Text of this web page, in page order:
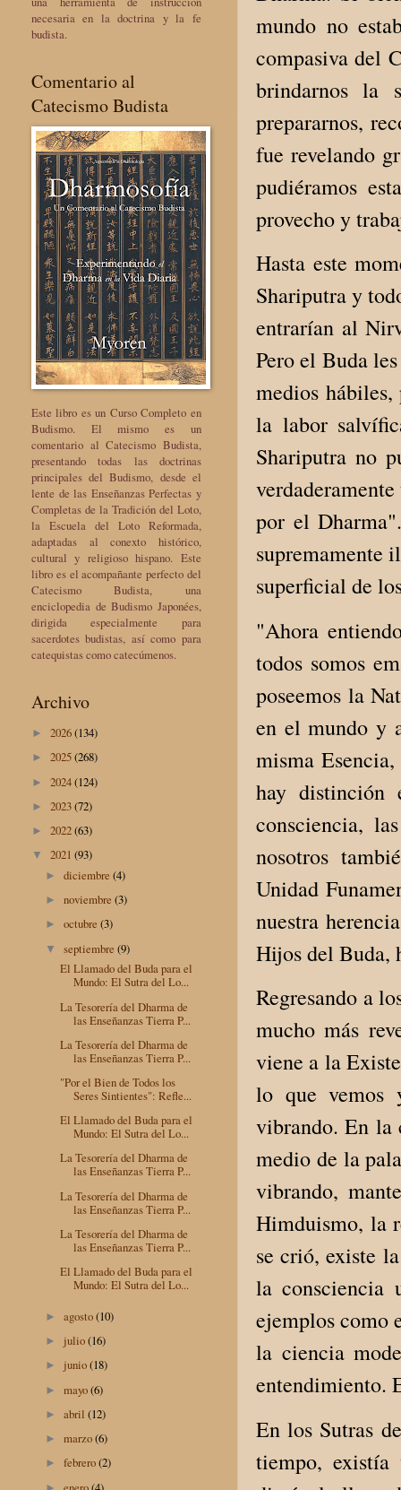
mundo no
compasiva del
brindarnos la
prepararnos,
fue revelando
pudiéramos
provecho y
Hasta este
Shariputra y
entrarían al
Pero el Buda
medios
la labor
Shariputra no
por el
supremamente
superficial de
"Ahora
todos somos
poseemos la
en el mundo y
misma
hay
consciencia,
nosotros
Unidad
nuestra
Hijos del Buda,
Regresando a
mucho más
viene a la
lo que vemos
vibrando. En la
medio de la
vibrando,
Himduismo, la
se crió, existe
la consciencia
ejemplos como
la ciencia
entendimiento.
En los Sutras
tiempo, existía
necesaria en la doctrina y la fe
budista.
Comentario al
Catecismo Budista
Este libro es un Curso Completo en
Budismo. El mismo es un
comentario al Catecismo Budista,
presentando todas las doctrinas
principales del Budismo, desde el
lente de las Enseñanzas Perfectas y
Completas de la Tradición del Loto,
la Escuela del Loto Reformada,
adaptadas al conexto histórico,
cultural y religioso hispano. Este
libro es el acompañante perfecto del
Catecismo Budista, una
enciclopedia de Budismo Japonées,
dirigida especialmente para
sacerdotes budistas, así como para
catequistas como catecúmenos.
Archivo
► 2026(134)
► 2025(268)
► 2024(124)
► 2023(72)
► 2022(63)
▼ 2021 (93)
►diciembre(4)
►noviembre(3)
►octubre(3)
▼septiembre(9)
El Llamado del Buda para el
Mundo: El Sutra del Lo...
La Tesorería del Dharma de
las Enseñanzas Tierra P...
La Tesorería del Dharma de
las Enseñanzas Tierra P...
"Por el Bien de Todos los
Seres Sintientes": Refle...
El Llamado del Buda para el
Mundo: El Sutra del Lo...
La Tesorería del Dharma de
las Enseñanzas Tierra P...
La Tesorería del Dharma de
las Enseñanzas Tierra P...
La Tesorería del Dharma de
las Enseñanzas Tierra P...
El Llamado del Buda para el
Mundo: El Sutra del Lo...
►agosto(10)
► julio(16)
► junio(18)
►mayo(6)
►abril(12)
►marzo(6)
►febrero(2)